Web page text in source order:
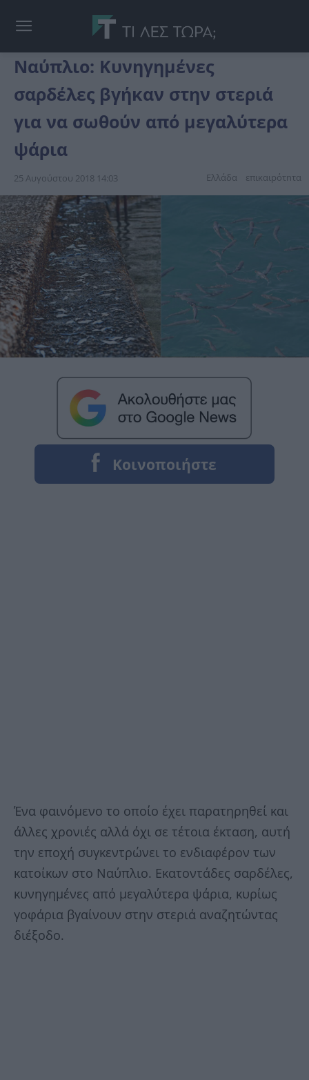
Ναύπλιο: Κυνηγημένες
σαρδέλες βγήκαν στην στεριά
για να σωθούν από μεγαλύτερα
ψάρια
25 Αυγούστου 2018 14:03 Ελλάδα επικαιpότnτα
Ένα φαινόμενο το οποίο έχει παρατηρηθεί και
άλλες χρονιές αλλά όχι σε τέτοια έκταση, αυτή
την εποχή συγκεντρώνει το ενδιαφέρον των
κατοίκων στο Ναύπλιο. Εκατοντάδες σαρδέλες,
κυνηγημένες από μεγαλύτερα ψάρια, κυρίως
γοφάρια βγαίνουν στην στεριά αναζητώντας
διέξοδο.